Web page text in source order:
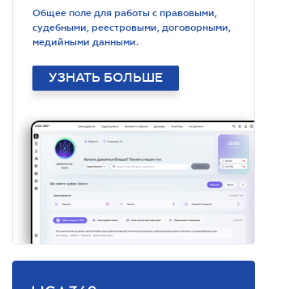
Общее поле для работы с правовыми,
судебными, реестровыми, договорными,
медийными данными.
УЗНАТЬ БОЛЬШЕ